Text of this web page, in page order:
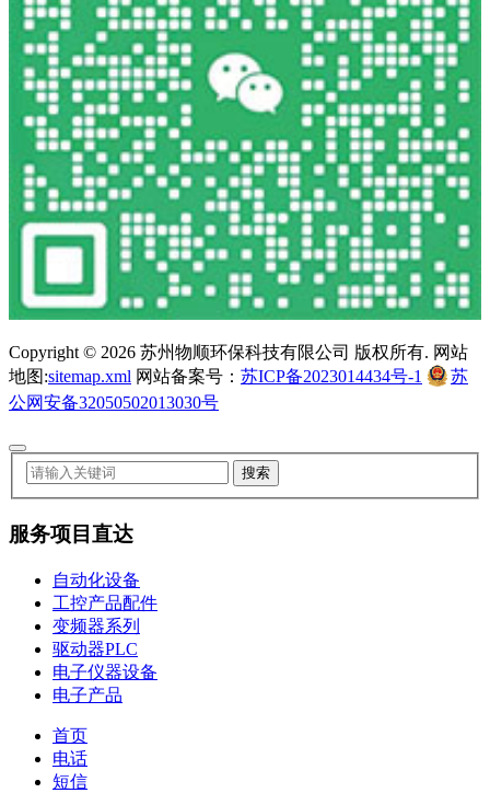
Copyright © 2026 苏州物顺环保科技有限公司 版权所有. 网站
地图:sitemap.xml 网站备案号： 苏ICP备2023014434号-1
苏
公网安备32050502013030号
服务项目直达
自动化设备
工控产品配件
变频器系列
驱动器PLC
电子仪器设备
电子产品
首页
电话
短信